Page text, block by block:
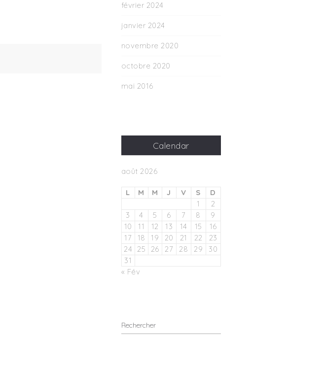
février 2024
janvier 2024
novembre 2020
octobre 2020
mai 2016
Calendar
août 2026
L M M J V S
D
1
2
3
4 5 6 7 8
9
10
11 12 13 14 15
16
17
18 19 20 21 22
23
24
25 26 27 28 29
30
31
« Fév